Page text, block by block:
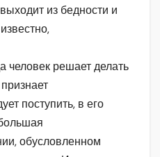
из бедности и
человек решает делать
поступить, в его
обусловленном